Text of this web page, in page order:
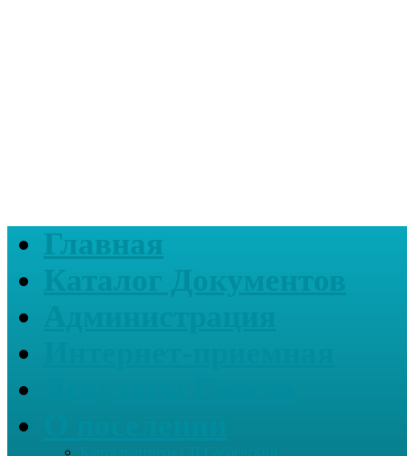
Главная